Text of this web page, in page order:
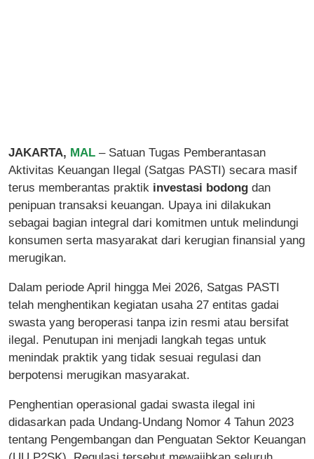
JAKARTA, MAL – Satuan Tugas Pemberantasan
Aktivitas Keuangan Ilegal (Satgas PASTI) secara masif
terus memberantas praktik investasi bodong dan
penipuan transaksi keuangan. Upaya ini dilakukan
sebagai bagian integral dari komitmen untuk melindungi
konsumen serta masyarakat dari kerugian finansial yang
merugikan.
Dalam periode April hingga Mei 2026, Satgas PASTI
telah menghentikan kegiatan usaha 27 entitas gadai
swasta yang beroperasi tanpa izin resmi atau bersifat
ilegal. Penutupan ini menjadi langkah tegas untuk
menindak praktik yang tidak sesuai regulasi dan
berpotensi merugikan masyarakat.
Penghentian operasional gadai swasta ilegal ini
didasarkan pada Undang-Undang Nomor 4 Tahun 2023
tentang Pengembangan dan Penguatan Sektor Keuangan